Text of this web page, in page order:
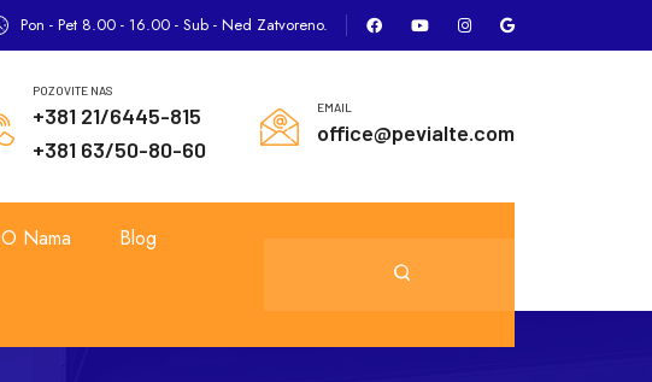
Pon - Pet 8.00 - 16.00 - Sub - Ned Zatvoreno.
POZOVITE NAS
+381 21/6445-815
+381 63/50-80-60
EMAIL
office@pevialte.com
O Nama Blog